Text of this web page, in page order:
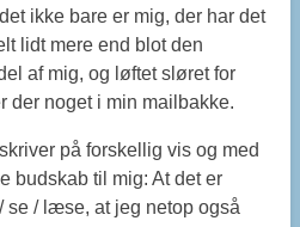
ikke bare er mig, der har det
lidt mere end blot den
af mig, og løftet sløret for
der noget i min mailbakke.
på forskellig vis og med
budskab til mig: At det er
se / læse, at jeg netop også